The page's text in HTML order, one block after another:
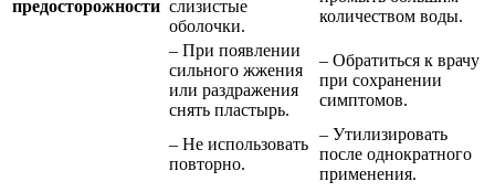
предосторожности слизистые
оболочки.
количеством воды.
– При появлении
сильного жжения
или раздражения
снять пластырь.
– Обратиться к врачу
при сохранении
симптомов.
– Не использовать
повторно.
– Утилизировать
после однократного
применения.